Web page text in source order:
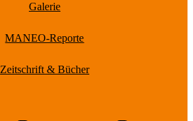
Galerie
MANEO-Reporte
Zeitschrift & Bücher